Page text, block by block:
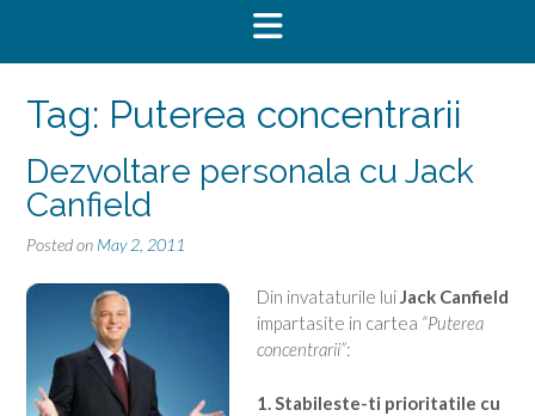
Tag: Puterea concentrarii
Dezvoltare personala cu Jack
Canfield
Posted on May 2, 2011
Din invataturile luiJack Canfield
impartasite in cartea “Puterea
concentrarii”:
1. Stabileste-ti prioritatile cu